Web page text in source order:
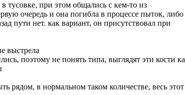
тусовке, при этом общались с кем-то из
очередь и она погибла в процессе пыток, либо
пути нет. как вариант, он присутствовал при
выстрела
поэтому не понять типа, выглядят эти кости
рядом, в нормальном таком количестве, весь этот